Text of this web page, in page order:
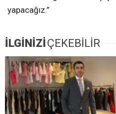
yapacağız.”
İLGİNİZİ ÇEKEBİLİR